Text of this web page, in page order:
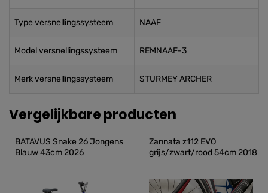
Type versnellingssysteem NAAF
Model versnellingssysteem REMNAAF-3
Merk versnellingssysteem STURMEY ARCHER
Vergelijkbare producten
BATAVUS Snake 26 Jongens
Blauw 43cm 2026
Zannata z112 EVO
grijs/zwart/rood 54cm 2018